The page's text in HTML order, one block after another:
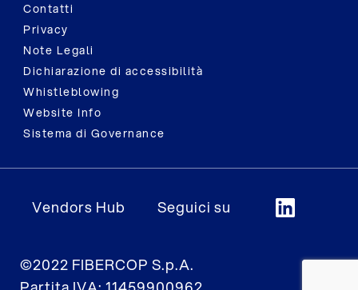
Contatti
Privacy
Note Legali
Dichiarazione di accessibilità
Whistleblowing
Website Info
Sistema di Governance
Vendors Hub Seguici su
©2022 FIBERCOP S.p.A.